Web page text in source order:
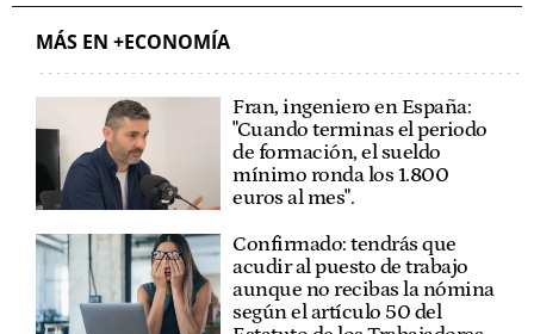
MÁS EN +ECONOMÍA
Fran, ingeniero en España:
"Cuando terminas el periodo
de formación, el sueldo
mínimo ronda los 1.800
euros al mes".
Confirmado: tendrás que
acudir al puesto de trabajo
aunque no recibas la nómina
según el artículo 50 del